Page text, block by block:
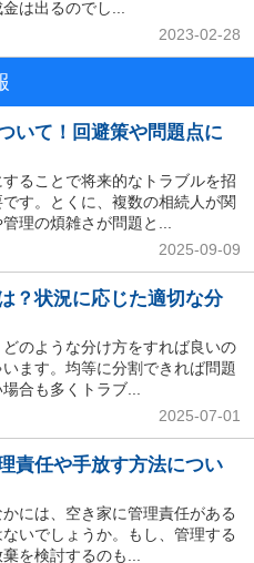
は出るのでし...
2023-02-28
いて！回避策や問題点に
ることで将来的なトラブルを招
す。とくに、複数の相続人が関
理の煩雑さが問題と...
2025-09-09
？状況に応じた適切な分
のような分け方をすれば良いの
ます。均等に分割できれば問題
合も多くトラブ...
2025-07-01
責任や手放す方法につい
には、空き家に管理責任がある
いでしょうか。もし、管理する
を検討するのも...